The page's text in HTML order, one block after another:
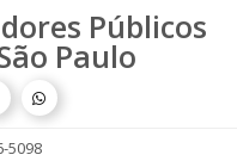
Públicos
Paulo
5098